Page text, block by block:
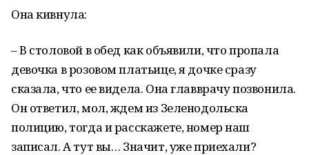
Она кивнула:
– В столовой в обед как объявили, что пропала
девочка в розовом платьице, я дочке сразу
сказала, что ее видела. Она главврачу позвонила.
Он ответил, мол, ждем из Зеленодольска
полицию, тогда и расскажете, номер наш
записал. А тут вы… Значит, уже приехали?